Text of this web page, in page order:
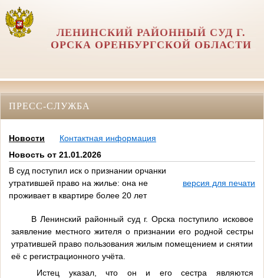
ЛЕНИНСКИЙ РАЙОННЫЙ СУД Г.
ОРСКА ОРЕНБУРГСКОЙ ОБЛАСТИ
ПРЕСС-СЛУЖБА
Новости
Контактная информация
Новость от 21.01.2026
В суд поступил иск о признании орчанки
утратившей право на жилье: она не
проживает в квартире более 20 лет
версия для печати
В Ленинский районный суд г. Орска поступило исковое
заявление местного жителя о признании его родной сестры
утратившей право пользования жилым помещением и снятии
её с регистрационного учёта.
Истец указал, что он и его сестра являются